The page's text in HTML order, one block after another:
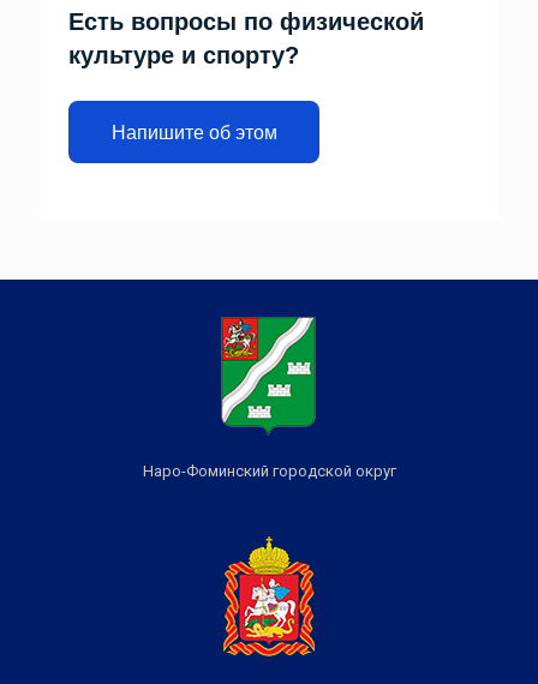
Есть вопросы по физической
культуре и спорту?
Напишите об этом
Наро-Фоминский городской округ